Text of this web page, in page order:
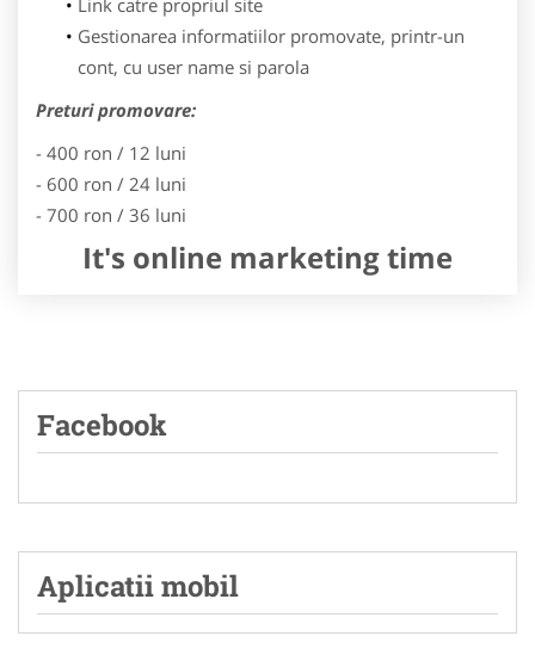
Gestionarea informatiilor promovate, printr-un
cont, cu user name si parola
Preturi promovare:
- 400 ron / 12 luni
- 600 ron / 24 luni
- 700 ron / 36 luni
It's online marketing time
Facebook
Aplicatii mobil